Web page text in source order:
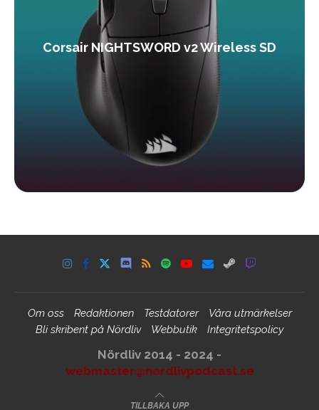
Corsair NIGHTSWORD v2 Wireless SD
Om oss Redaktionen Testdatorer
Våra utmärkelser
Bli skribent på Nördliv
Webbutik Integritetspolicy
Nördliv 2014 - 2024 -
webmaster@nordlivpodcast.se
TILLBAKA UPP